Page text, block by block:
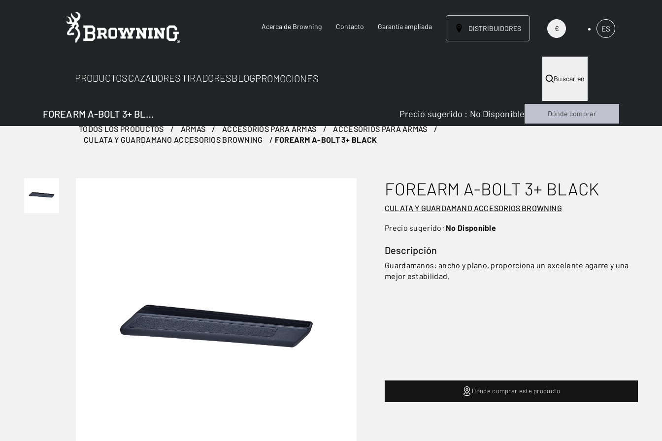
Acerca de Browning Contacto Garantía ampliada DISTRIBUIDORES € ES
PRODUCTOSCAZADORESTIRADORESBLOGPROMOCIONES Buscar en
TODOS LOS PRODUCTOS ARMAS ACCESORIOS PARA ARMAS
ACCESORIOS PARA ARMAS
CULATA Y GUARDAMANO ACCESORIOS BROWNING
FOREARM A-BOLT 3+ BLACK
FOREARM A-BOLT 3+ BLACK
CULATA Y GUARDAMANO ACCESORIOS BROWNING
Precio sugerido: No Disponible
Descripción
Guardamanos: ancho y plano, proporciona un excelente agarre y una
mejor estabilidad.
FOREARM A-BOLT 3+ BLACK Precio sugerido : No Disponible Dónde comprar
Dónde comprar este producto